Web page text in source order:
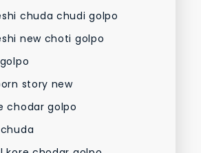
chuda chudi golpo
new choti golpo
story new
chodar golpo